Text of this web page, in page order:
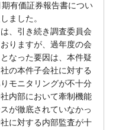
有価証券報告書につい
ました。
、引き続き調査委員会
りますが、過年度の会
なった要因は、本件疑
の本件子会社に対する
モニタリングが不十分
内部において牽制機能
が徹底されていなかっ
に対する内部監査が十